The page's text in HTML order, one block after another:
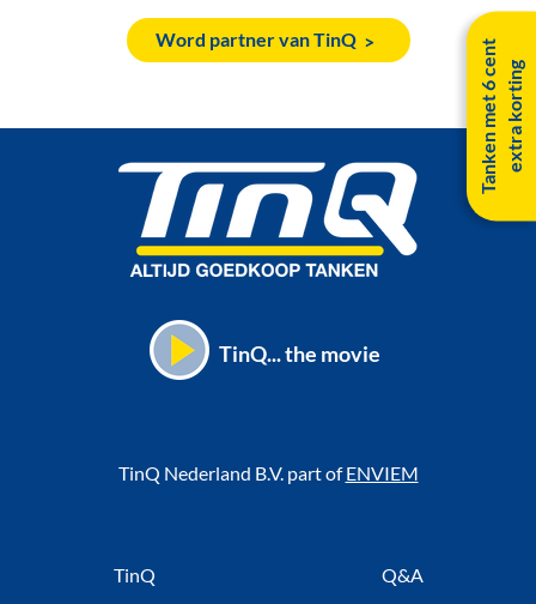
T
a
n
k
e
n
m
e
t
6
c
e
n
t
e
x
t
r
a
k
o
r
t
i
ng
Word partner van TinQ
TinQ... the movie
TinQ Nederland B.V. part ofENVIEM
TinQ Q&A